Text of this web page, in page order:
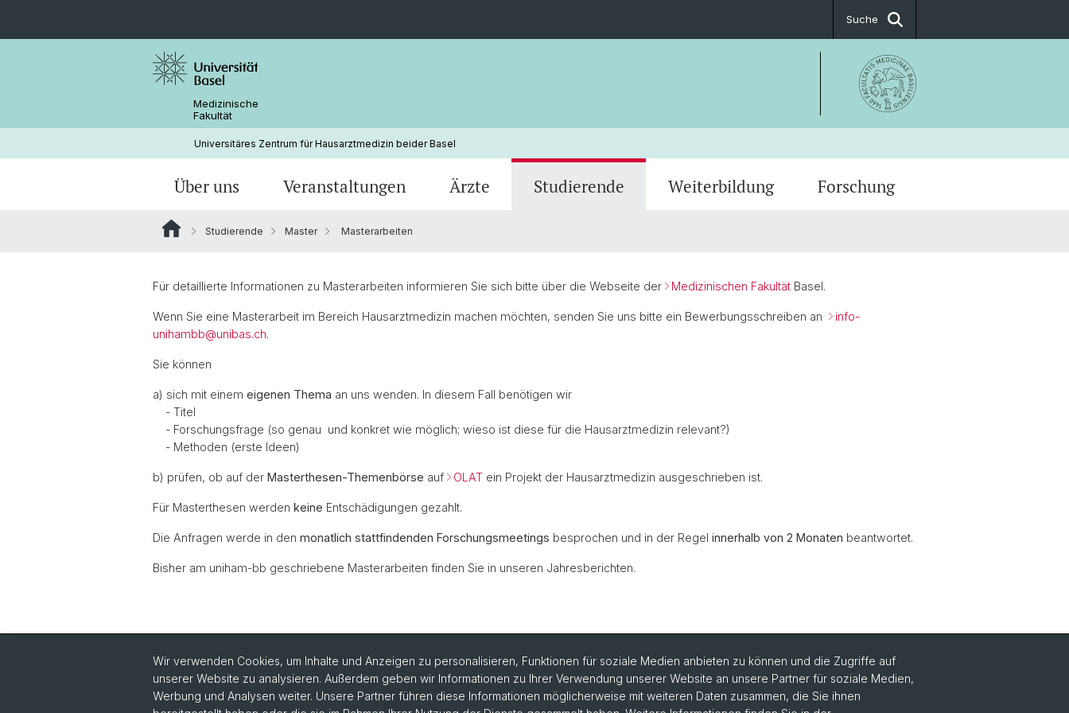
Suche
Medizinische
Fakultät
Universitäres Zentrum für Hausarztmedizin beider Basel
Über uns
Wichtige Links
Veranstaltungen
Hausarzt-Academy für Assistenzärzte in
Externe Angebote
Ärzte Studierende Weiterbildung
Hausarzt-Academy Junge Hausärzte Schweiz (JHaS local)
Forschung
Forschungsnetzwerk
Studierende Master Masterarbeiten
Für detaillierte Informationen zu Masterarbeiten informieren Sie sich bitte über die Webseite der Medizinischen Fakultät Basel.
Wenn Sie eine Masterarbeit im Bereich Hausarztmedizin machen möchten, senden Sie uns bitte ein Bewerbungsschreiben an
info-
unihambb@unibas.ch.
Sie können
a) sich mit einem eigenen Thema an uns wenden. In diesem Fall benötigen wir
- Titel
- Forschungsfrage (so genau und konkret wie möglich; wieso ist diese für die Hausarztmedizin relevant?)
- Methoden (erste Ideen)
b) prüfen, ob auf der Masterthesen-Themenbörse auf OLAT ein Projekt der Hausarztmedizin ausgeschrieben ist.
Für Masterthesen werden keine Entschädigungen gezahlt.
Die Anfragen werde in den monatlich stattfindenden Forschungsmeetings besprochen und in der Regel innerhalb von 2 Monaten beantwortet.
Bisher am uniham-bb geschriebene Masterarbeiten finden Sie in unseren Jahresberichten.
Wir verwenden Cookies, um Inhalte und Anzeigen zu personalisieren, Funktionen für soziale Medien anbieten zu können und die Zugriffe auf
unserer Website zu analysieren. Außerdem geben wir Informationen zu Ihrer Verwendung unserer Website an unsere Partner für soziale Medien,
Werbung und Analysen weiter. Unsere Partner führen diese Informationen möglicherweise mit weiteren Daten zusammen, die Sie ihnen